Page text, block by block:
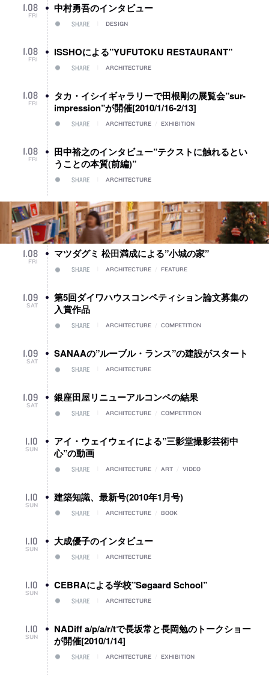
1.08
FRI
中村勇吾のインタビュー
SHARE DESIGN
1.08
FRI
ISSHOによる”YUFUTOKU RESTAURANT”
SHARE ARCHITECTURE
1.08
FRI
タカ・イシイギャラリーで田根剛の展覧会”sur-
impression”が開催[2010/1/16-2/13]
SHARE ARCHITECTURE EXHIBITION
1.08
FRI
田中裕之のインタビュー”テクストに触れるとい
うことの本質(前編)”
SHARE ARCHITECTURE
1.08
FRI
マツダグミ 松田満成による”小城の家”
SHARE ARCHITECTURE FEATURE
1.09
SAT
第5回ダイワハウスコンペティション論文募集の
入賞作品
SHARE ARCHITECTURE COMPETITION
1.09
SAT
SANAAの”ルーブル・ランス”の建設がスタート
SHARE ARCHITECTURE
1.09
SAT
銀座田屋リニューアルコンペの結果
SHARE ARCHITECTURE COMPETITION
1.10
SUN
アイ・ウェイウェイによる”三影堂撮影芸術中
心”の動画
SHARE ARCHITECTURE ART VIDEO
1.10
SUN
建築知識、最新号(2010年1月号)
SHARE ARCHITECTURE BOOK
1.10
SUN
大成優子のインタビュー
SHARE ARCHITECTURE
1.10
SUN
CEBRAによる学校”Søgaard School”
SHARE ARCHITECTURE
1.10
SUN
NADiff a/p/a/r/tで長坂常と長岡勉のトークショー
が開催[2010/1/14]
SHARE ARCHITECTURE EXHIBITION